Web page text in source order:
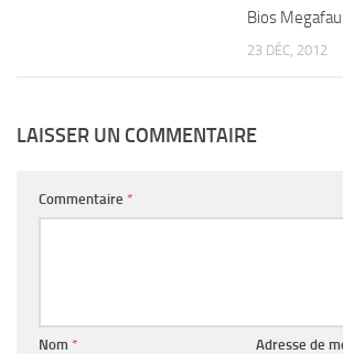
Bios
23 DÉC, 2012
LAISSER UN COMMENTAIRE
Commentaire *
Nom * Adresse de